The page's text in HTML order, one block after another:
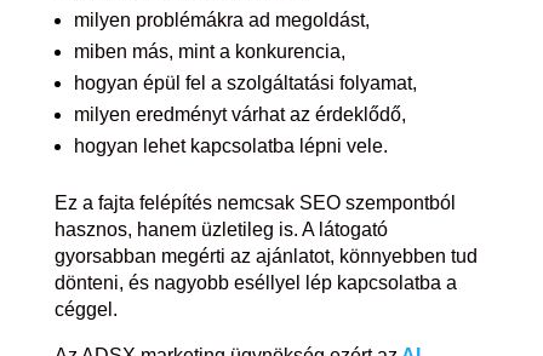
milyen problémákra ad megoldást,
miben más, mint a konkurencia,
hogyan épül fel a szolgáltatási folyamat,
milyen eredményt várhat az érdeklődő,
hogyan lehet kapcsolatba lépni vele.
Ez a fajta felépítés nemcsak SEO szempontból
hasznos, hanem üzletileg is. A látogató
gyorsabban megérti az ajánlatot, könnyebben tud
dönteni, és nagyobb eséllyel lép kapcsolatba a
céggel.